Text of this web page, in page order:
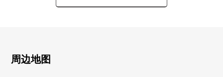
■ 推荐焦点━━━━━━━━━━━━━━━・・・・・
○ 在有建筑条件的待售土地，没有。
周边地图